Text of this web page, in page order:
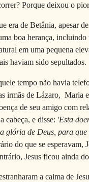
Porque deixou o
era de Betânia, apesar
boa herança,
em uma pequena
haviam sido sepultados.
tempo não havia
irmãs de Lázaro, Maria
de seu amigo com
cabeça, e disse: 'Esta
glória de Deus, para
que se esperavam,
Jesus ficou ainda
a calma de